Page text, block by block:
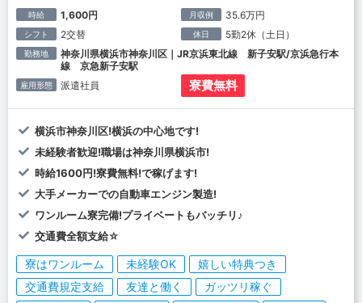
時給 1,600円 月収例 35.6万円
シフト 2交替 休日 5勤2休（土日）
勤務地
神奈川県横浜市神奈川区｜JR京浜東北線 新子安駅/京浜急行本
線 京急新子安駅
雇用形態 派遣社員 寮費無料
横浜市神奈川区!横浜の中心地です!
未経験者歓迎!職場は神奈川県横浜市!
時給1600円!寮費無料!で稼げます!
大手メーカーでの自動車エンジン製造!
ワンルーム寮完備!プライベートもバッチリ♪
交通費全額支給☆
寮はワンルーム 未経験OK
嬉しい特典つき
交通費規定支給
友達と働く
ガッツリ稼ぐ